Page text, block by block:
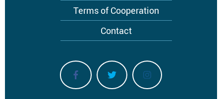
Terms of Cooperation
Contact